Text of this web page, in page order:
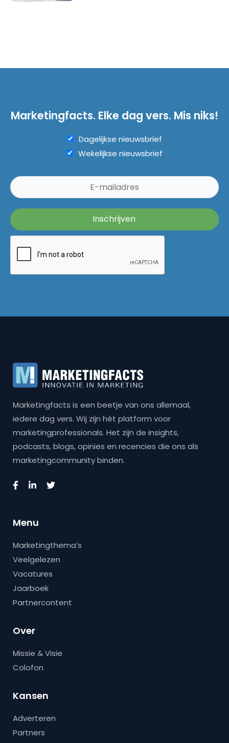
Marketingfacts. Elke dag vers. Mis niks!
Dagelijkse nieuwsbrief
Wekelijkse nieuwsbrief
Marketingfacts is een beetje van ons allemaal,
iedere dag vers. Wij zijn hét platform voor
marketingprofessionals. Het zijn de insights,
podcasts, blogs, opinies en recencies die ons als
marketingcommunity binden.
Menu
Marketingthema’s
Veelgelezen
Vacatures
Jaarboek
Partnercontent
Over
Missie & Visie
Colofon
Kansen
Adverteren
Partners